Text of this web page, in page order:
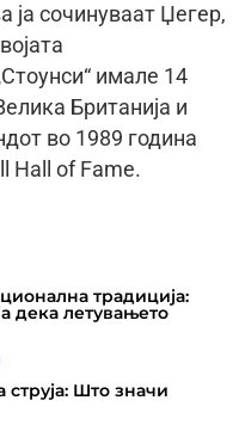
ја сочинуваат Џегер,
имале 14
Британија и
во 1989 година
Hall of Fame.
традиција:
дека летувањето
струја: Што значи